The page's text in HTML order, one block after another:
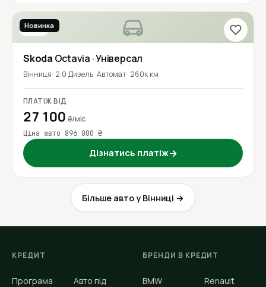
2021
Новинка
Skoda Octavia · Універсал
Вінниця 2.0 Дизель Автомат 260к км
ПЛАТІЖ ВІД
27 100 ₴/міс
Ціна авто 896 000 ₴
Дізнатись платіж→
Більше авто у Вінниці →
КРЕДИТ
Програма
Авто під
БРЕНДИ В КРЕДИТ
BMW Renault